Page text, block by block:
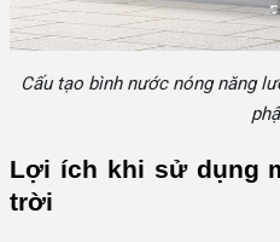
Cấu tạo bình nước nóng năng
Lợi ích khi sử dụng
trời